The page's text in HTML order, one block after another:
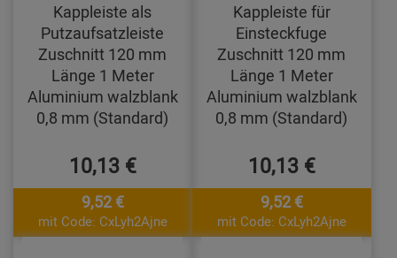
Kappleiste als
Putzaufsatzleiste
Zuschnitt 120 mm
Länge 1 Meter
Aluminium walzblank
0,8 mm (Standard)
10,13 €
9,52 €
mit Code: CxLyh2Ajne
Kappleiste für
Einsteckfuge
Zuschnitt 120 mm
Länge 1 Meter
Aluminium walzblank
0,8 mm (Standard)
10,13 €
9,52 €
mit Code: CxLyh2Ajne